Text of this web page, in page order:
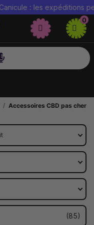
: les expéditions
0
Accessoires CBD pas cher
85